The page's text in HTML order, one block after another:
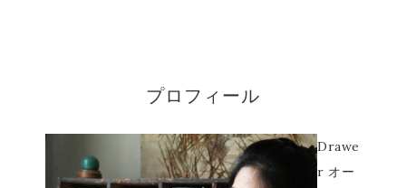
プロフィール
Drawe
r オー